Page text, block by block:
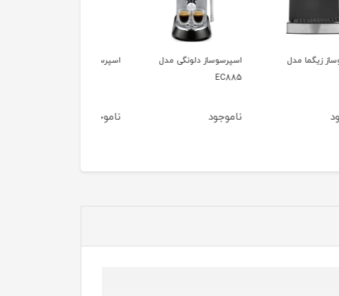
اسپرسوساز دلونگی مدل
اسپرسوساز بارنی 7032-BR